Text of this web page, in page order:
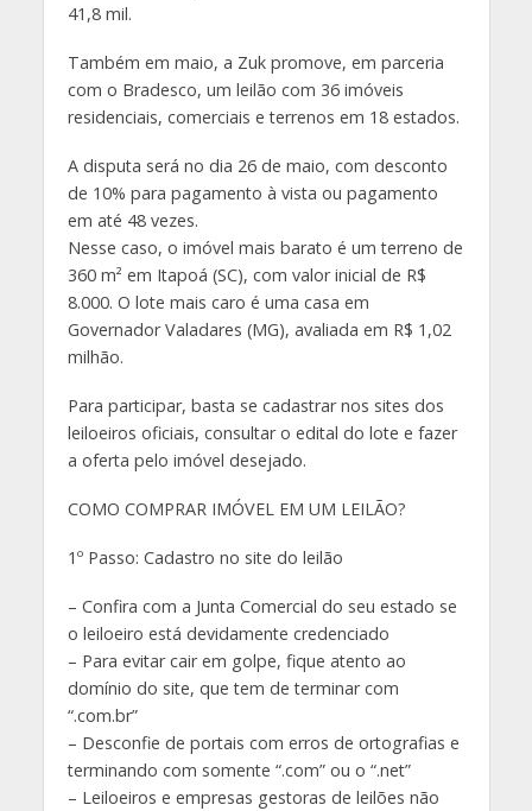
41,8 mil.
Também em maio, a Zuk promove, em parceria
com o Bradesco, um leilão com 36 imóveis
residenciais, comerciais e terrenos em 18 estados.
A disputa será no dia 26 de maio, com desconto
de 10% para pagamento à vista ou pagamento
em até 48 vezes.
Nesse caso, o imóvel mais barato é um terreno de
360 m² em Itapoá (SC), com valor inicial de R$
8.000. O lote mais caro é uma casa em
Governador Valadares (MG), avaliada em R$ 1,02
milhão.
Para participar, basta se cadastrar nos sites dos
leiloeiros oficiais, consultar o edital do lote e fazer
a oferta pelo imóvel desejado.
COMO COMPRAR IMÓVEL EM UM LEILÃO?
1º Passo: Cadastro no site do leilão
– Confira com a Junta Comercial do seu estado se
o leiloeiro está devidamente credenciado
– Para evitar cair em golpe, fique atento ao
domínio do site, que tem de terminar com
“.com.br”
– Desconfie de portais com erros de ortografias e
terminando com somente “.com” ou o “.net”
– Leiloeiros e empresas gestoras de leilões não